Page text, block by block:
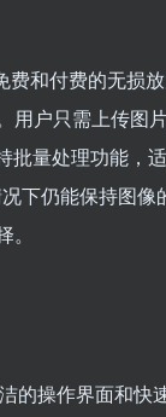
和付费的无损
户只需上传图
量处理功能，
下仍能保持图
的操作界面和快